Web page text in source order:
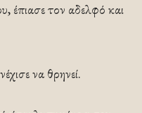
έπιασε τον αδελφό και
να θρηνεί.